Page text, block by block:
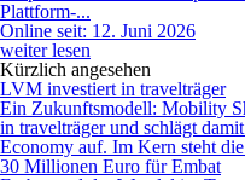
Plattform-...
Online seit: 12. Juni 2026
weiter lesen
Kürzlich angesehen
LVM investiert in travelträger
Ein Zukunftsmodell: Mobility
in travelträger und schlägt
Economy auf. Im Kern steht
30 Millionen Euro für Embat